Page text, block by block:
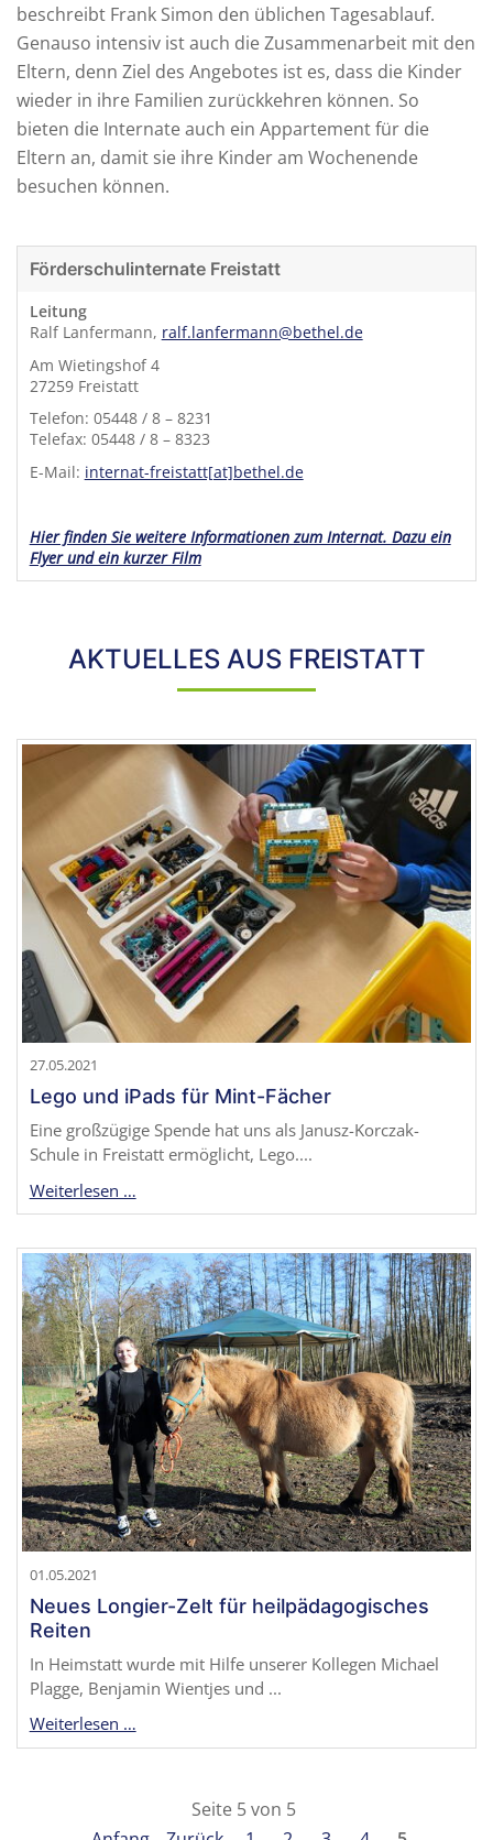
beschreibt Frank Simon den üblichen Tagesablauf.
Genauso intensiv ist auch die Zusammenarbeit mit den
Eltern, denn Ziel des Angebotes ist es, dass die Kinder
wieder in ihre Familien zurückkehren können. So
bieten die Internate auch ein Appartement für die
Eltern an, damit sie ihre Kinder am Wochenende
besuchen können.
Förderschulinternate Freistatt
Leitung
Ralf Lanfermann, ralf.lanfermann@bethel.de
Am Wietingshof 4
27259 Freistatt
Telefon: 05448 / 8 – 8231
Telefax: 05448 / 8 – 8323
E-Mail: internat-freistatt[at]bethel.de
Hier finden Sie weitere Informationen zum Internat. Dazu ein
Flyer und ein kurzer Film
AKTUELLES AUS FREISTATT
27.05.2021
Lego und iPads für Mint-Fächer
Eine großzügige Spende hat uns als Janusz-Korczak-
Schule in Freistatt ermöglicht, Lego....
Weiterlesen …
01.05.2021
Neues Longier-Zelt für heilpädagogisches
Reiten
In Heimstatt wurde mit Hilfe unserer Kollegen Michael
Plagge, Benjamin Wientjes und ...
Weiterlesen …
Seite 5 von 5